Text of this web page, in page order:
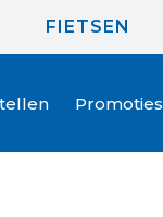
FIETSEN
Promoties